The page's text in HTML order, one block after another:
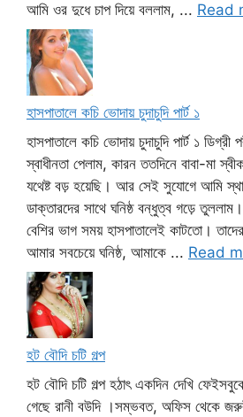
আমি ওর দুধে চাপ দিয়ে বললাম, ... Read
হাসপাতালে কচি ভোদায় চুদাচুদি পার্ট ১
হাসপাতালে কচি ভোদায় চুদাচুদি পার্ট ১ ডিগ্রী
স্বাধীনতা পেলাম, কারন ততদিনে বাবা-মা
যথেষ্ট বড় হয়েছি। আর সেই সুযোগে আমি
ডাক্তারদের সাথে ঘনিষ্ঠ বন্ধুত্ব গড়ে
বেশির ভাগ সময় হাসপাতালেই কাটতো।
আমার সবচেয়ে ঘনিষ্ঠ, আমাকে ... Read
হট বৌদি চটি গল্প
হট বৌদি চটি গল্প হঠাৎ একদিন দেখি
গেছে রানী বউদি ।সম্ভবত, অফিস থেকে